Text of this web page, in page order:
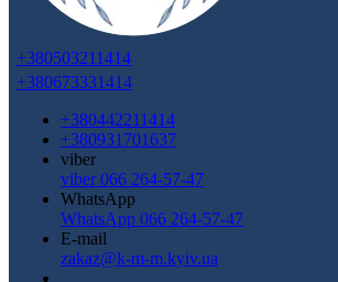
+380503211414
+380673331414
+380442211414
+380931701637
viber
viber 066 264-57-47
WhatsApp
WhatsApp 066 264-57-47
E-mail
zakaz@k-m-m.kyiv.ua